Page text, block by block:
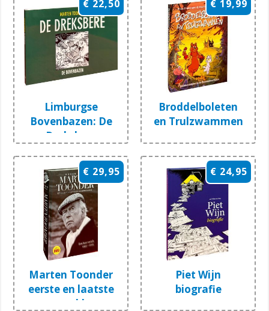
€ 22,50
Limburgse
Bovenbazen: De
Dreksbere
€ 19,99
Broddelboleten
en Trulzwammen
€ 29,95
Marten Toonder
eerste en laatste
gesprekken
€ 24,95
Piet Wijn
biografie